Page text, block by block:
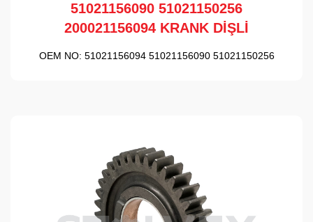
51021156090 51021150256
200021156094 KRANK DİŞLİ
OEM NO: 51021156094 51021156090 51021150256